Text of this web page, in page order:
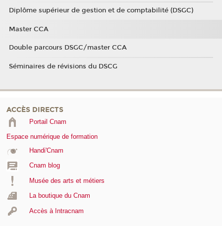
Diplôme supérieur de gestion et de comptabilité (DSGC)
Master CCA
Double parcours DSGC/master CCA
Séminaires de révisions du DSCG
ACCÈS DIRECTS
Portail Cnam
Espace numérique de formation
Handi'Cnam
Cnam blog
Musée des arts et métiers
La boutique du Cnam
Accès à Intracnam